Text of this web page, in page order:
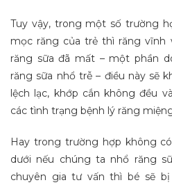
Tuy vậy, trong một số trường
mọc răng của trẻ thì răng vĩnh
răng sữa đã mất – một phần
răng sữa nhổ trễ – điều này sẽ
lệch lạc, khớp cắn không đều
các tình trạng bệnh lý răng
Hay trong trường hợp không
dưới nếu chúng ta nhổ răng
chuyên gia tư vấn thì bé sẽ